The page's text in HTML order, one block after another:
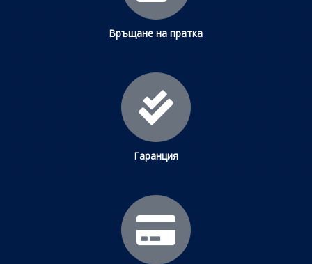
Връщане на пратка
Гаранция